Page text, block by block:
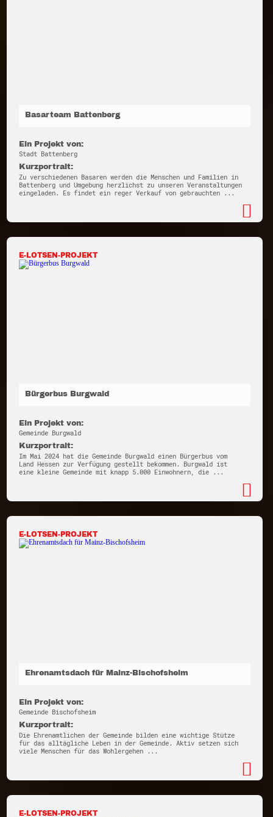
Basarteam Battenberg
Ein Projekt von:
Stadt Battenberg
Kurzportrait:
Zu verschiedenen Basaren werden die Menschen und Familien in
Battenberg und Umgebung herzlichst zu unseren Veranstaltungen
eingeladen. Es findet ein reger Verkauf von gebrauchten ...
E-LOTSEN-PROJEKT
Bürgerbus Burgwald
Ein Projekt von:
Gemeinde Burgwald
Kurzportrait:
Im Mai 2024 hat die Gemeinde Burgwald einen Bürgerbus vom
Land Hessen zur Verfügung gestellt bekommen. Burgwald ist
eine kleine Gemeinde mit knapp 5.000 Einwohnern, die ...
E-LOTSEN-PROJEKT
Ehrenamtsdach für Mainz-Bischofsheim
Ein Projekt von:
Gemeinde Bischofsheim
Kurzportrait:
Die Ehrenamtlichen der Gemeinde bilden eine wichtige Stütze
für das alltägliche Leben in der Gemeinde. Aktiv setzen sich
viele Menschen für das Wohlergehen ...
E-LOTSEN-PROJEKT